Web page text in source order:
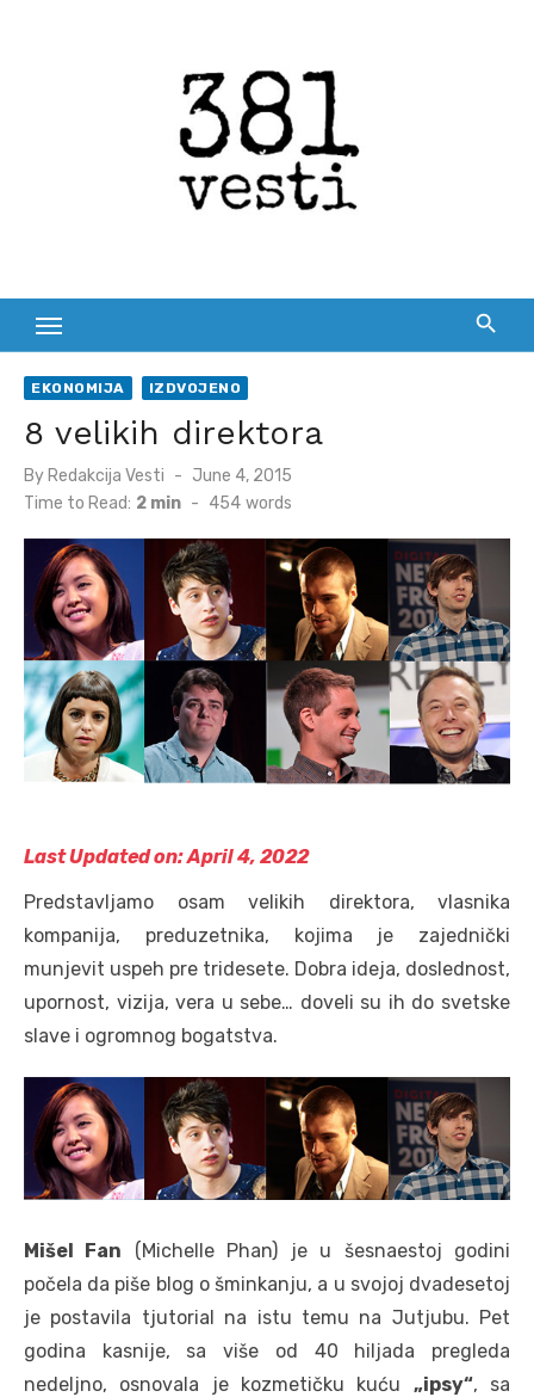
EKONOMIJA IZDVOJENO
8 velikih direktora
By Redakcija Vesti
Posted
June 4, 2015
Time to Read: 2 min - 454 words
Last Updated on: April 4, 2022
Predstavljamo osam velikih direktora, vlasnika
kompanija, preduzetnika, kojima je zajednički
munjevit uspeh pre tridesete. Dobra ideja, doslednost,
upornost, vizija, vera u sebe… doveli su ih do svetske
slave i ogromnog bogatstva.
Mišel Fan (Michelle Phan) je u šesnaestoj godini
počela da piše blog o šminkanju, a u svojoj dvadesetoj
je postavila tjutorial na istu temu na Jutjubu. Pet
godina kasnije, sa više od 40 hiljada pregleda
nedeljno, osnovala je kozmetičku kuću „ipsy“, sa